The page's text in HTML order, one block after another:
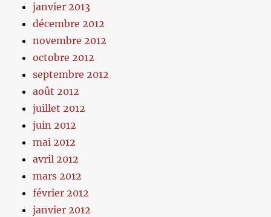
janvier 2013
décembre 2012
novembre 2012
octobre 2012
septembre 2012
août 2012
juillet 2012
juin 2012
mai 2012
avril 2012
mars 2012
février 2012
janvier 2012